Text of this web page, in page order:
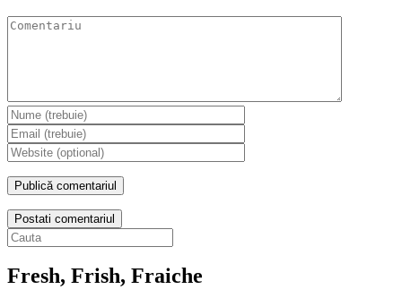
Postati comentariul
Fresh, Frish, Fraiche